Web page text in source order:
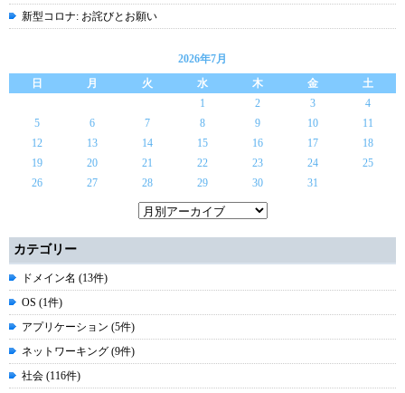
新型コロナ: お詫びとお願い
2026年7月
日
月 火 水 木 金
土
1
2 3
4
5
6 7 8 9 10
11
12
13 14 15 16 17
18
19
20 21 22 23 24
25
26
27 28 29 30 31
カテゴリー
ドメイン名 (13件)
OS (1件)
アプリケーション (5件)
ネットワーキング (9件)
社会 (116件)